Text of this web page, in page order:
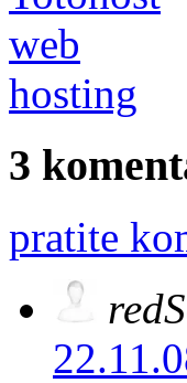
3
pratite